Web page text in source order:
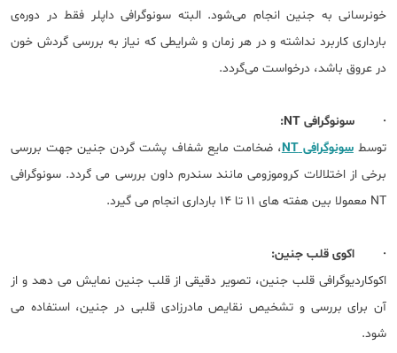
خونرسانی به جنین انجام می‌شود. البته سونوگرافی داپلر فقط در دوره‌ی
بارداری کاربرد نداشته و در هر زمان و شرایطی که نیاز به بررسی گردش خون
در عروق باشد، درخواست می‌گردد.
· سونوگرافی NT:
توسطسونوگرافی NT
، ضخامت مایع شفاف پشت گردن جنین جهت بررسی
برخی از اختلالات کروموزومی مانند سندرم داون بررسی می گردد. سونوگرافی
NT معمولا بین هفته های 11 تا 14 بارداری انجام می گیرد.
· اکوی قلب جنین:
اکوکاردیوگرافی قلب جنین، تصویر دقیقی از قلب جنین نمایش می دهد و از
آن برای بررسی و تشخیص نقایص مادرزادی قلبی در جنین، استفاده می
شود.